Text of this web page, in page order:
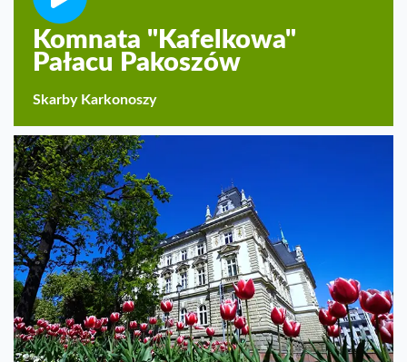
Komnata "Kafelkowa"
Pałacu Pakoszów
Skarby Karkonoszy